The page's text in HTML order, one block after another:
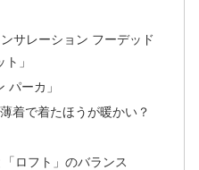
サレーション フーデッド
」
パーカ」
着で着たほうが暖かい？
ロフト」のバランス